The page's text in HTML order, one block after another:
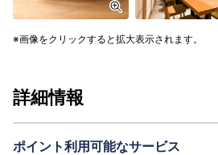
画像をクリックすると拡大表示されます。
詳細情報
ポイント利用可能なサービス